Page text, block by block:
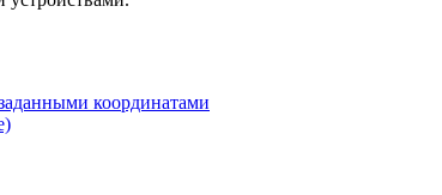
координатами